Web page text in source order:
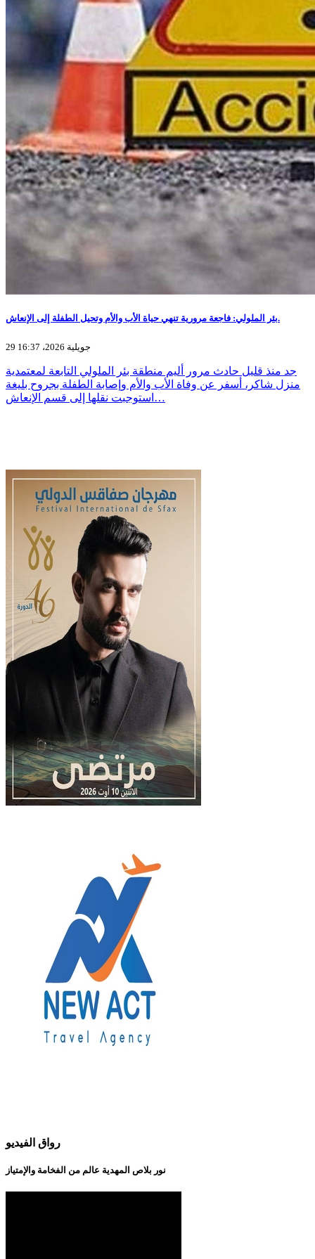
بئر الملولي: فاجعة مرورية تنهي حياة الأب والأم وتحيل الطفلة إلى الإنعاش.
29 جويلية 2026، 16:37
جد منذ قليل حادث مرور أليم منطقة بئر الملولي التابعة لمعتمدية
منزل شاكر، أسفر عن وفاة الأب والأم وإصابة الطفلة بجروح بليغة
استوجبت نقلها إلى قسم الإنعاش…
رواق الفيديو
نور بلاص المهدية عالم من الفخامة والإمتياز